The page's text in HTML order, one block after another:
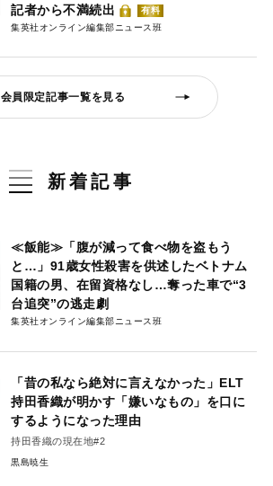
記者から不満続出
有料
集英社オンライン編集部ニュース班
会員限定記事一覧を見る
新着記事
≪飯能≫「腹が減って食べ物を盗もう
と…」91歳女性殺害を供述したベトナム
国籍の男、在留資格なし…奪った車で“3
台追突”の逃走劇
集英社オンライン編集部ニュース班
「昔の私なら絶対に言えなかった」ELT
持田香織が明かす「嫌いなもの」を口に
するようになった理由
持田香織の現在地#2
黒島暁生